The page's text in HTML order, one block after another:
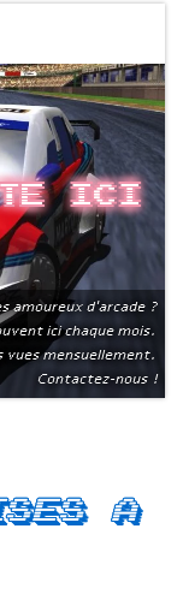
ici
amoureux d'arcade ?
ici chaque mois.
vues mensuellement.
Contactez-nous !
a